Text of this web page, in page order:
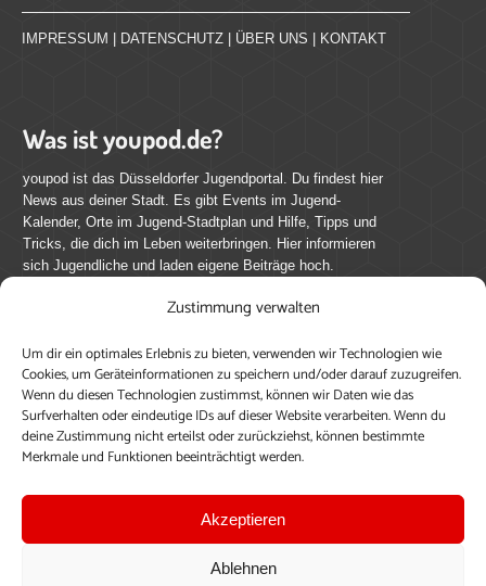
Zustimmung verwalten
Um dir ein optimales Erlebnis zu bieten, verwenden wir Technologien wie
Cookies, um Geräteinformationen zu speichern und/oder darauf zuzugreifen.
Wenn du diesen Technologien zustimmst, können wir Daten wie das
Surfverhalten oder eindeutige IDs auf dieser Website verarbeiten. Wenn du
deine Zustimmung nicht erteilst oder zurückziehst, können bestimmte
Merkmale und Funktionen beeinträchtigt werden.
Akzeptieren
Ablehnen
IMPRESSUM DATENSCHUTZ ÜBER UNS KONTAKT
Was ist youpod.de?
youpod ist das Düsseldorfer Jugendportal. Du findest hier
News aus deiner Stadt. Es gibt Events im Jugend-
Kalender, Orte im Jugend-Stadtplan und Hilfe, Tipps und
Tricks, die dich im Leben weiterbringen. Hier informieren
sich Jugendliche und laden eigene Beiträge hoch.
Mach mit bei youpod.de!
youpod.de lebt von Menschen wie dir. Sammel
journalistische Erfahrung, teile deine Perspektive und
veröffentliche deine Beiträge auf youpod.de.Du musst
dich anmelden, um alle Funktionen nutzen zu können, ein
Profil anzulegen, eigene Beiträge hochzuladen und zu
Einloggen